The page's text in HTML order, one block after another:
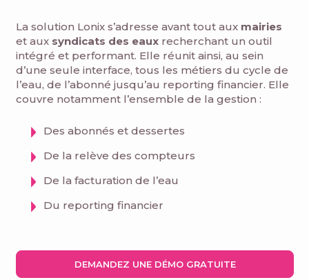
La solution Lonix s’adresse avant tout aux mairies
et aux syndicats des eaux recherchant un outil
intégré et performant. Elle réunit ainsi, au sein
d’une seule interface, tous les métiers du cycle de
l’eau, de l’abonné jusqu’au reporting financier. Elle
couvre notamment l’ensemble de la gestion :
Des abonnés et dessertes
De la relève des compteurs
De la facturation de l’eau
Du reporting financier
DEMANDEZ UNE DÉMO GRATUITE